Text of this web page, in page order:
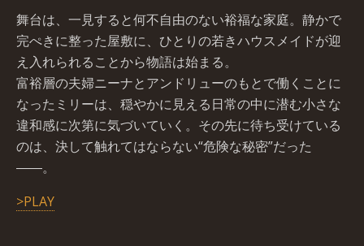
舞台は、一見すると何不自由のない裕福な家庭。静かで
完ぺきに整った屋敷に、ひとりの若きハウスメイドが迎
え入れられることから物語は始まる。
富裕層の夫婦ニーナとアンドリューのもとで働くことに
なったミリーは、穏やかに見える日常の中に潜む小さな
違和感に次第に気づいていく。その先に待ち受けている
のは、決して触れてはならない“危険な秘密”だった
――。
>PLAY